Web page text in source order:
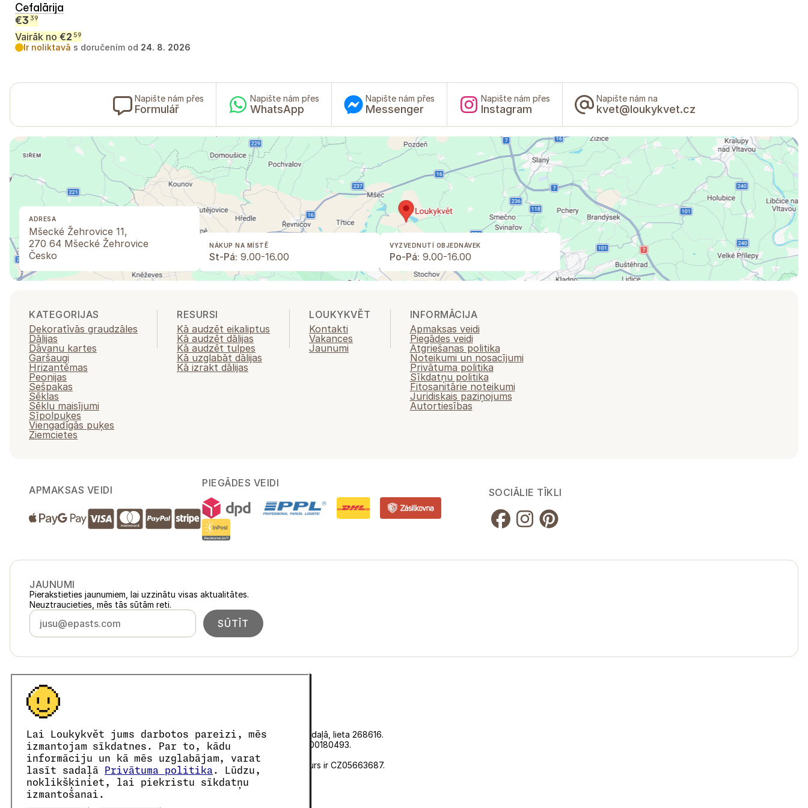
Lai Loukykvět jums darbotos pareizi, mēs
izmantojam sīkdatnes. Par to, kādu
informāciju un kā mēs uzglabājam, varat
lasīt sadaļā
Privātuma politika . Lūdzu,
noklikšķiniet, lai piekristu sīkdatņu
izmantošanai.
Cefalārija
€3 39
Vairāk no €2 59
Ir noliktavā s doručením od 24. 8. 2026
Napište nám přes
Formulář
Napište nám přes
WhatsApp
Napište nám přes
Messenger
Napište nám přes
Instagram
Napište nám na
kvet@loukykvet.cz
ADRESA
Mšecké Žehrovice 11,
270 64 Mšecké Žehrovice
Česko
NÁKUP NA MÍSTĚ
St-Pá: 9.00-16.00
VYZVEDNUTÍ OBJEDNÁVEK
Po-Pá: 9.00-16.00
KATEGORIJAS
Dekoratīvās graudzāles
Dālijas
Dāvanu kartes
Garšaugi
Hrizantēmas
Peonijas
Sešpakas
Sēklas
Sēklu maisījumi
Sīpolpuķes
Viengadīgās puķes
Ziemcietes
RESURSI
Kā audzēt eikaliptus
Kā audzēt dālijas
Kā audzēt tulpes
Kā uzglabāt dālijas
Kā izrakt dālijas
LOUKYKVĚT
Kontakti
Vakances
Jaunumi
INFORMĀCIJA
Apmaksas veidi
Piegādes veidi
Atgriešanas politika
Noteikumi un nosacījumi
Privātuma politika
Sīkdatņu politika
Fitosanitārie noteikumi
Juridiskais paziņojums
Autortiesības
APMAKSAS VEIDI
PIEGĀDES VEIDI
SOCIĀLIE TĪKLI
JAUNUMI
Pierakstieties jaunumiem, lai uzzinātu visas aktualitātes.
Neuztraucieties, mēs tās sūtām reti.
SŪTĪT
Latvija
Česko loukykvet.cz
Slovensko
Polska
Österreichloukykvet.at
Deutschland loukykvet.de
Franceloukykvet.fr
Belgiëloukykvet.be
Danmarkloukykvet.dk
© 2016 →
Loukykvět s.r.o. ir reģistrēts Prāgas pilsētas tiesas Komercreģistrā, C sadaļā, lieta 268616.
Mēs piedalāmies EKO-KOM apvienotajā izpildes sistēmā ar numuru EKF00180493.
Augu pasu izsniegšanai mēs izmantojam reģistrācijas numuru 0636.
Mūsu uzņēmuma reģistrācijas numurs ir 05663687, PVN maksātāja numurs ir CZ05663687.
Datu kastes ID ir eng827q.
EORI numurs ir CZ05663687.
Mēs esam PVN maksātāji.